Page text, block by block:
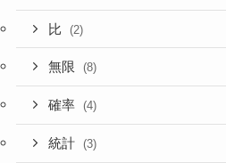
比 (2)
無限 (8)
確率 (4)
統計 (3)